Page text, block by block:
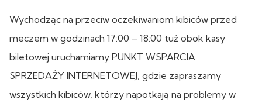
Wychodząc na przeciw oczekiwaniom kibiców przed
meczem w godzinach 17:00 – 18:00 tuż obok kasy
biletowej uruchamiamy PUNKT WSPARCIA
SPRZEDAŻY INTERNETOWEJ, gdzie zapraszamy
wszystkich kibiców, którzy napotkają na problemy w